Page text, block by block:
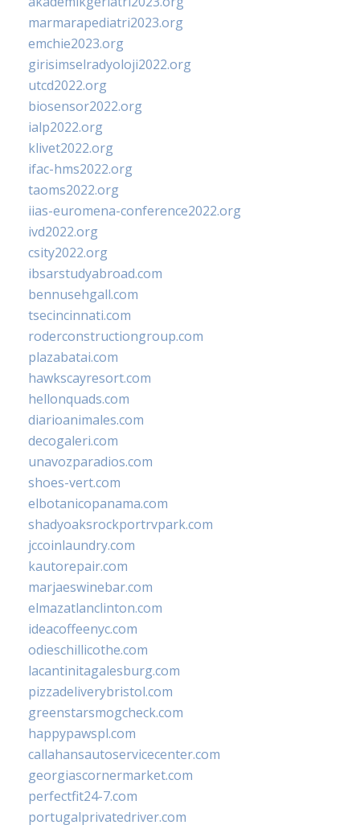
marmarapediatri2023.org
emchie2023.org
girisimselradyoloji2022.org
utcd2022.org
biosensor2022.org
ialp2022.org
klivet2022.org
ifac-hms2022.org
taoms2022.org
iias-euromena-conference2022.org
ivd2022.org
csity2022.org
ibsarstudyabroad.com
bennusehgall.com
tsecincinnati.com
roderconstructiongroup.com
plazabatai.com
hawkscayresort.com
hellonquads.com
diarioanimales.com
decogaleri.com
unavozparadios.com
shoes-vert.com
elbotanicopanama.com
shadyoaksrockportrvpark.com
jccoinlaundry.com
kautorepair.com
marjaeswinebar.com
elmazatlanclinton.com
ideacoffeenyc.com
odieschillicothe.com
lacantinitagalesburg.com
pizzadeliverybristol.com
greenstarsmogcheck.com
happypawspl.com
callahansautoservicecenter.com
georgiascornermarket.com
perfectfit24-7.com
portugalprivatedriver.com